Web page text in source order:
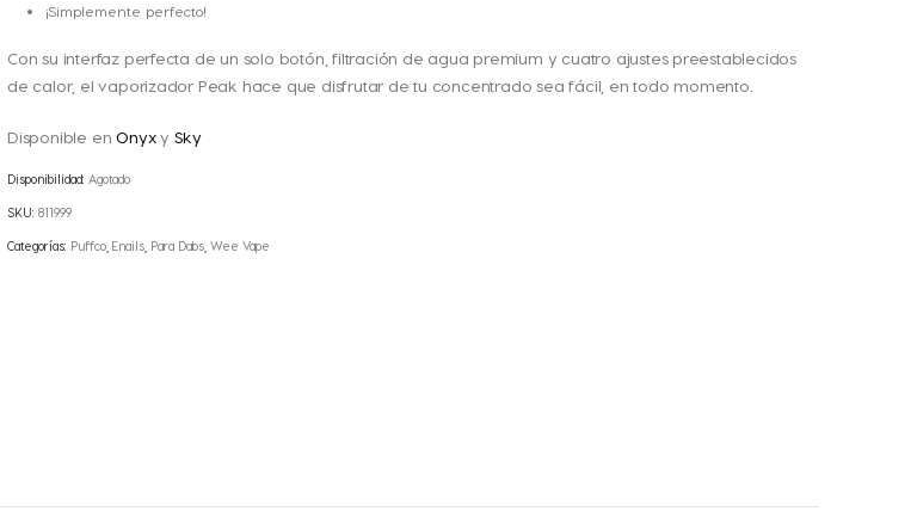
¡Simplemente perfecto!
Con su interfaz perfecta de un solo botón, filtración de agua premium y cuatro ajustes preestablecidos
de calor, el vaporizador Peak hace que disfrutar de tu concentrado sea fácil, en todo momento.
Disponible enOnyxy Sky
Disponibilidad: Agotado
SKU: 811999
Categorías: Puffco Enails Para Dabs Wee Vape